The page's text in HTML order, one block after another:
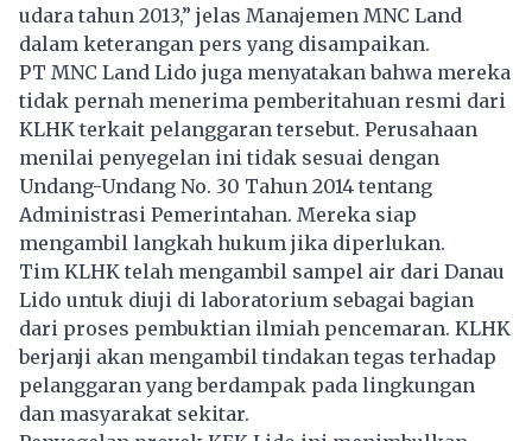
udara tahun 2013,” jelas Manajemen MNC Land
dalam keterangan pers yang disampaikan.
PT MNC Land Lido juga menyatakan bahwa mereka
tidak pernah menerima pemberitahuan resmi dari
KLHK terkait pelanggaran tersebut. Perusahaan
menilai penyegelan ini tidak sesuai dengan
Undang-Undang No. 30 Tahun 2014 tentang
Administrasi Pemerintahan. Mereka siap
mengambil langkah hukum jika diperlukan.
Tim KLHK telah mengambil sampel air dari Danau
Lido untuk diuji di laboratorium sebagai bagian
dari proses pembuktian ilmiah pencemaran. KLHK
berjanji akan mengambil tindakan tegas terhadap
pelanggaran yang berdampak pada lingkungan
dan masyarakat sekitar.